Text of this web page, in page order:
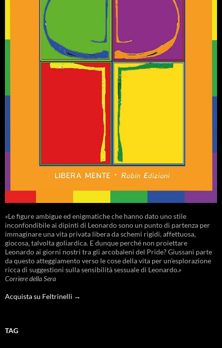
«Le figure ambigue ed enigmatiche che hanno dato uno stile
inconfondibile ai dipinti di Leonardo sono un punto di partenza per
immaginare una vita privata libera da schemi rigidi, affettuosa,
giocosa, talvolta goliardica. E dunque perché non proiettare
Leonardo ai giorni nostri tra gli arcobaleni del Pride? Giussani parte
da questo atteggiamento verso le cose della vita per un’esplorazione
ricca di suggestioni sulla sensibilità sessuale di Leonardo.»
Corriere della Sera
Acquista su Feltrinelli →
TAG